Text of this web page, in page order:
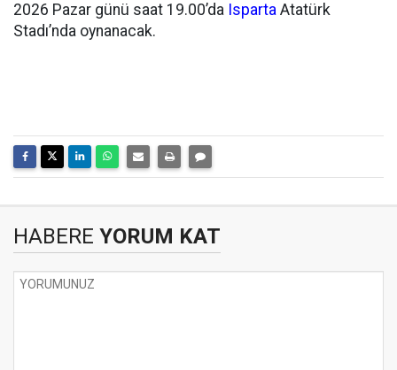
2026 Pazar günü saat 19.00’da Isparta Atatürk
Stadı’nda oynanacak.
HABERE YORUM KAT